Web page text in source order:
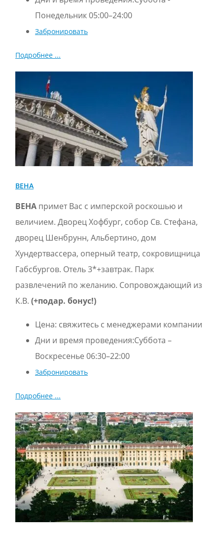
Понедельник 05:00–24:00
Забронировать
Подробнее ...
ВЕНА
ВЕНА примет Вас с имперской роскошью и
величием. Дворец Хофбург, собор Св. Стефана,
дворец Шенбрунн, Альбертино, дом
Хундертвассера, оперный театр, сокровищница
Габсбургов. Oтель 3*+завтрак. Парк
развлечений по желанию. Сопровождающий из
К.В. (+подар. бонус!)
Цена: свяжитесь с менеджерами компании
Дни и время проведения:Суббота –
Воскресенье 06:30–22:00
Забронировать
Подробнее ...